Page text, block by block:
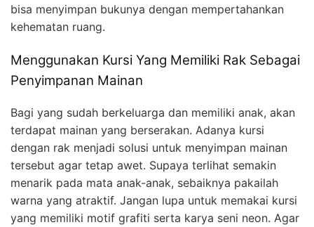
bisa menyimpan bukunya dengan mempertahankan
kehematan ruang.
Menggunakan Kursi Yang Memiliki Rak Sebagai
Penyimpanan Mainan
Bagi yang sudah berkeluarga dan memiliki anak, akan
terdapat mainan yang berserakan. Adanya kursi
dengan rak menjadi solusi untuk menyimpan mainan
tersebut agar tetap awet. Supaya terlihat semakin
menarik pada mata anak-anak, sebaiknya pakailah
warna yang atraktif. Jangan lupa untuk memakai kursi
yang memiliki motif grafiti serta karya seni neon. Agar